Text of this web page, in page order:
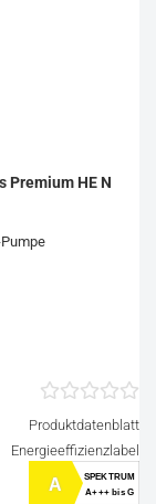
Premium HE N
Produktdatenblatt
Energieeffizienzlabel
A
SPEKTRUM
A+++ bis G